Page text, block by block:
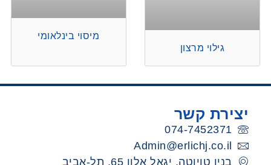
גילוי מרצון
מיסוי בינלאומי
יצירת קשר
074-7452371
Admin@erlichj.co.il
בנין טויוטה, יגאל אלון 65, תל-אביב